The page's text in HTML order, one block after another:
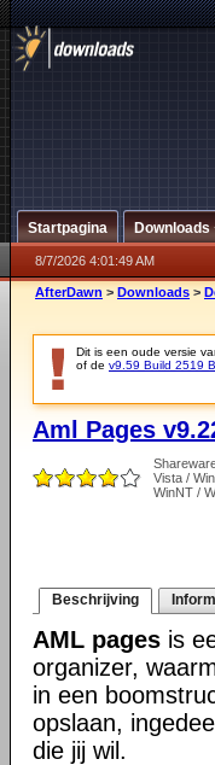
Startpagina Downloads
8/7/2026 4:01:49 AM
AfterDawn > Downloads >
Dit is een oude versie
of de v9.59 Build 2519
Aml Pages
Vista /
WinNT /
Beschrijving
AML pages is
organizer,
in een
opslaan,
die jij wil.